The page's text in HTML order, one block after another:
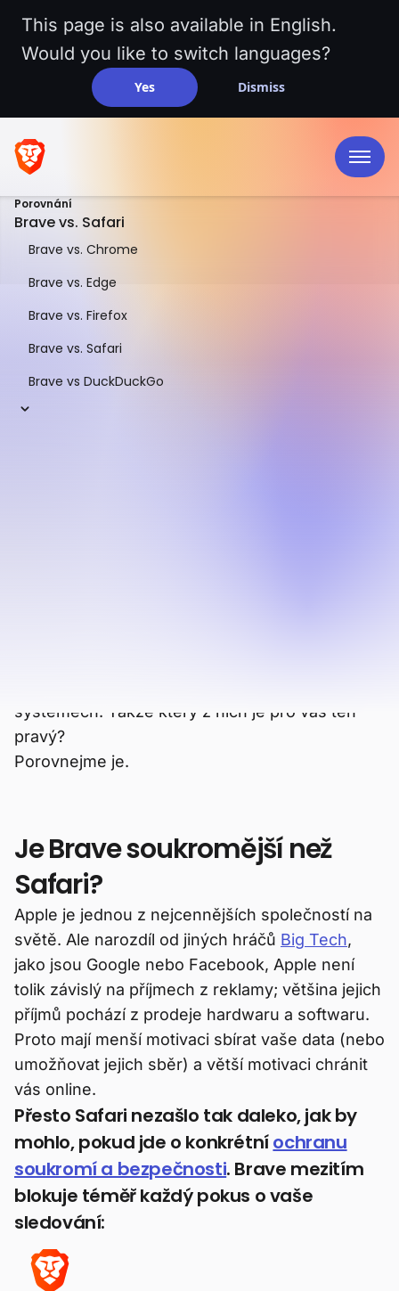
This page is also available in English.
Would you like to switch languages?
Yes Dismiss
Porovnání
Brave vs. Safari
Brave vs. Chrome
Brave vs. Edge
Brave vs. Firefox
Brave vs. Safari
Brave vs DuckDuckGo
SROVNÁNÍ VEDLE SEBE
Brave vs. Safari
systémech. Takže který z nich je pro vás ten
pravý?
Porovnejme je.
Je Brave soukromější než
Safari?
Apple je jednou z nejcennějších společností na
světě. Ale narozdíl od jiných hráčů Big Tech,
jako jsou Google nebo Facebook, Apple není
tolik závislý na příjmech z reklamy; většina jejich
příjmů pochází z prodeje hardwaru a softwaru.
Proto mají menší motivaci sbírat vaše data (nebo
umožňovat jejich sběr) a větší motivaci chránit
vás online.
Přesto Safari nezašlo tak daleko, jak by
mohlo, pokud jde o konkrétníochranu
soukromí a bezpečnosti. Brave mezitím
blokuje téměř každý pokus o vaše
sledování: